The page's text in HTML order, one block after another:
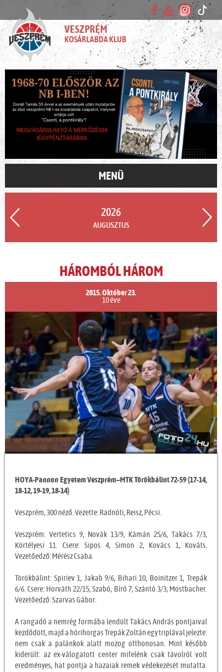
VESZPRÉM
KOSÁRLABDA KLUB
MENÜ
2026
AUGUSZTUS
HÁROMBÓL HÁROM
2015. Október 23.
10 éve
HOYA-Pannon Egyetem Veszprém–MTK Törökbálint 72-59 (17-14,
18-12, 19-19, 18-14)
Veszprém, 300 néző. Vezette: Radnóti, Reisz, Pécsi.
Veszprém: Vertetics 9, Novák 13/9, Kámán 25/6, Takács 7/3,
Körtélyesi 11. Csere: Sipos 4, Simon 2, Kovács 1, Kováts.
Vezetőedző: Mérész Csaba.
Törökbálint: Spiriev 1, Jakab 9/6, Bihari 10, Boinitzer 1, Trepák
6/6. Csere: Horváth 22/15, Szabó, Bíró 7, Szántó 3/3, Mostbacher.
Vezetőedző: Szarvas Gábor.
A rangadó a nemrég formába lendült Takács András pontjaival
kezdődött, majd a hórihorgas Trepák Zoltán egy triplával jelezte:
nem csak a palánkok alatt mozog otthonosan. Mint később
kiderült: az ex-válogatott center mifelénk csak távolról volt
eredményes, hat pontja a hazaiak remek védekezését mutatta.